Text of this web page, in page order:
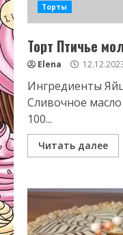
Торты
Торт Птичье
Elena
Ингредиенты
Сливочное
100...
Читать далее